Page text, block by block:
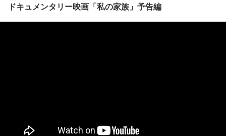
ドキュメンタリー映画「私の家族」予告編